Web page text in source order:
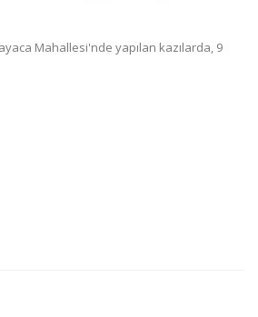
Mahallesi'nde yapılan kazılarda, 9